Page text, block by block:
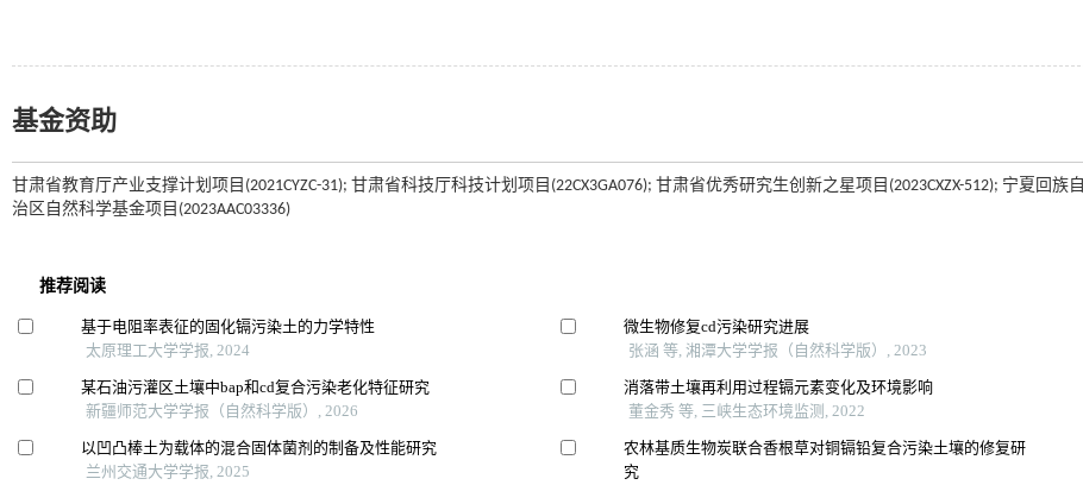
基金资助
甘肃省教育厅产业支撑计划项目(2021CYZC-31); 甘肃省科技厅科技计划项目(22CX3GA076); 甘肃省优秀研究生创新之星项目(2023CXZX-512); 宁夏回族自
治区自然科学基金项目(2023AAC03336)